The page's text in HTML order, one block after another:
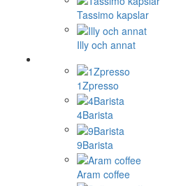
Tassimo kapslar
Illy och annat
1Zpresso
4Barista
9Barista
Aram coffee